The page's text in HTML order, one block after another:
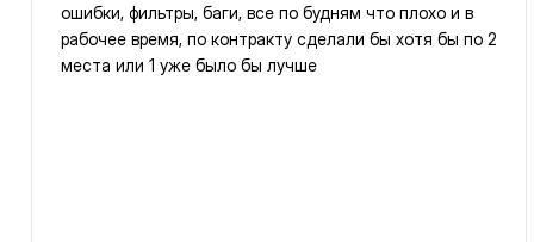
ошибки, фильтры, баги, все по будням что плохо и в
рабочее время, по контракту сделали бы хотя бы по 2
места или 1 уже было бы лучше